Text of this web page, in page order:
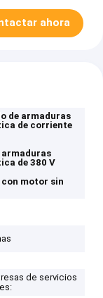
ahora
de armaduras
de corriente
armaduras
de 380 V
motor sin
de servicios